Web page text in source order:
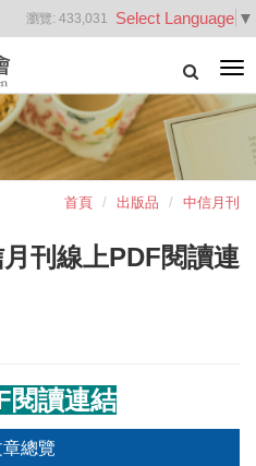
Select Language ▼
瀏覽: 433,031
首頁 出版品 中信月刊
刊線上PDF閱讀連
閱讀連結
章總覽